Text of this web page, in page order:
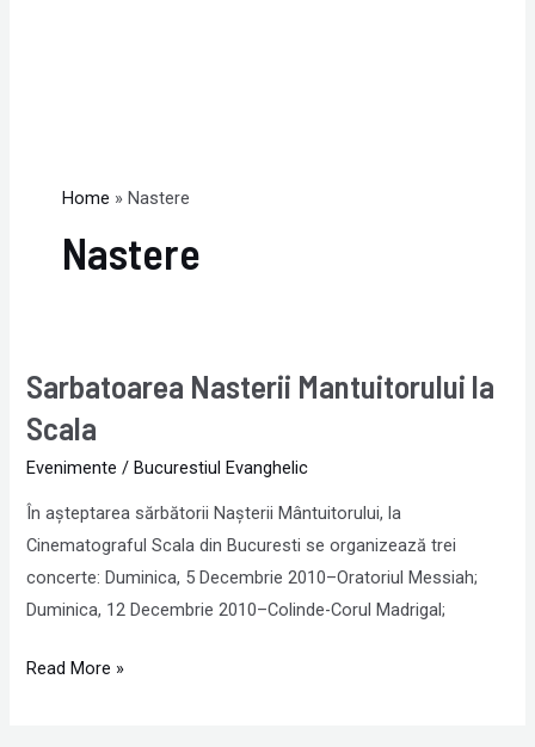
Home Nastere
Nastere
Sarbatoarea Nasterii Mantuitorului la
Scala
Evenimente /Bucurestiul Evanghelic
În aşteptarea sărbătorii Naşterii Mântuitorului, la
Cinematograful Scala din Bucuresti se organizează trei
concerte: Duminica, 5 Decembrie 2010–Oratoriul Messiah;
Duminica, 12 Decembrie 2010–Colinde-Corul Madrigal;
Sarbatoarea
Mantuitorului
la
Scala
Read More »